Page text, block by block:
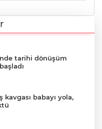
tarihi dönüşüm
kavgası babayı yola,